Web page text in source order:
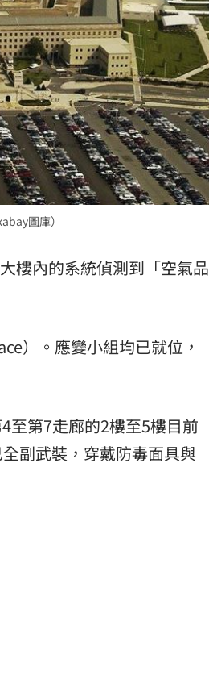
圖庫）
樓內的系統偵測到「空氣品
）。應變小組均已就位，
至第7走廊的2樓至5樓目前
副武裝，穿戴防毒面具與